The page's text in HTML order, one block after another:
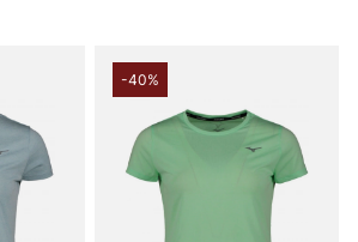
-40%